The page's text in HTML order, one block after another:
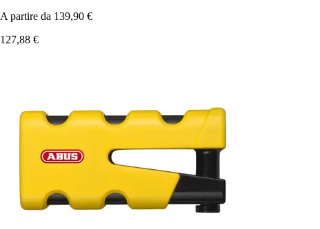
A partire da 139,90 €
127,88 €